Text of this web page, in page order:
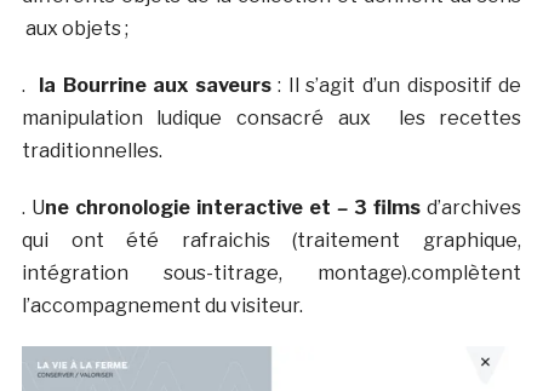
aux objets ;
. la Bourrine aux saveurs: Il s’agit d’un dispositif de
manipulation ludique consacré aux les recettes
traditionnelles.
. Une chronologie interactive et– 3 films d’archives
qui ont été rafraichis (traitement graphique,
intégration sous-titrage, montage).complètent
l’accompagnement du visiteur.